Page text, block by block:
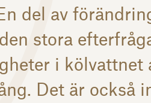
del av
stora
i kölvattnet
Det är också